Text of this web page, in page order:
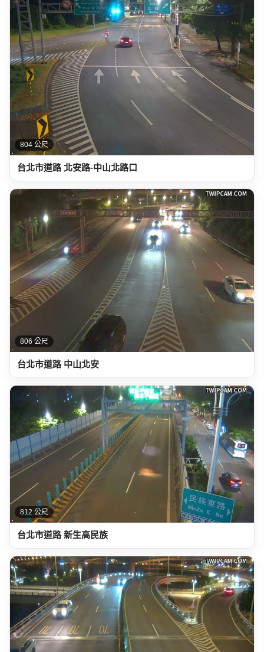
804 公尺
台北市道路 北安路-中山北路口
806 公尺
台北市道路 中山北安
812 公尺
台北市道路 新生高民族